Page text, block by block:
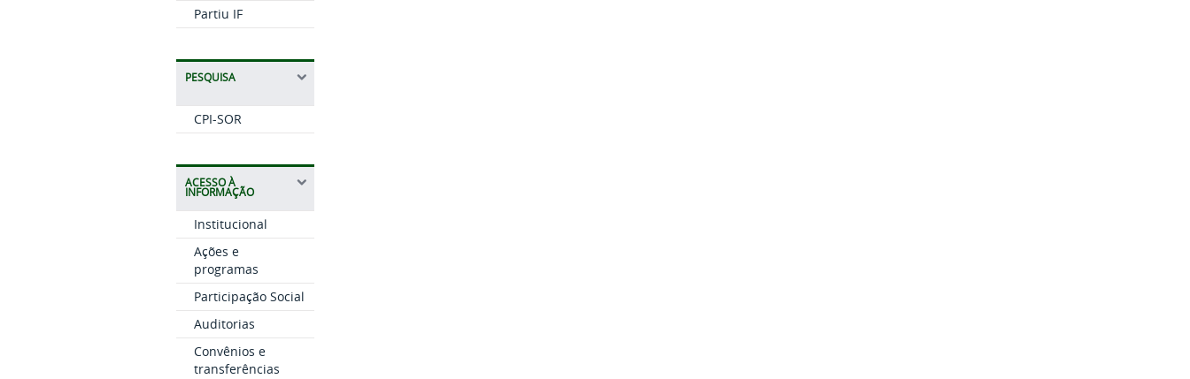
Partiu IF
PESQUISA
CPI-SOR
ACESSO À
INFORMAÇÃO
Institucional
Ações e
programas
Participação Social
Auditorias
Convênios e
transferências